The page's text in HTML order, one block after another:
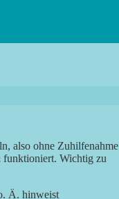
also ohne Zuhilfenahme
funktioniert. Wichtig zu
Ä. hinweist